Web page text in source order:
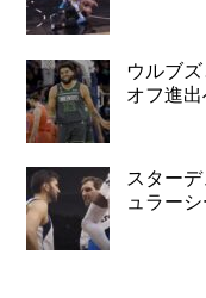
ウルブ
オフ進出
スター
ュラー